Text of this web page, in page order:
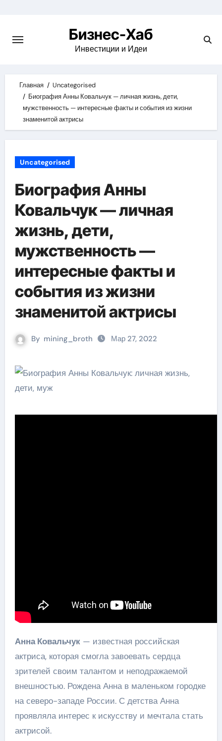
content
Бизнес-Хаб
Инвестиции и Идеи
Главная
Uncategorised
Биография Анны Ковальчук — личная жизнь, дети,
мужственность — интересные факты и события из жизни
знаменитой актрисы
Uncategorised
Биография Анны
Ковальчук — личная
жизнь, дети,
мужственность —
интересные факты и
события из жизни
знаменитой актрисы
By mining_broth Мар 27, 2022
Анна Ковальчук— известная российская
актриса, которая смогла завоевать сердца
зрителей своим талантом и неподражаемой
внешностью. Рождена Анна в маленьком городке
на северо-западе России. С детства Анна
проявляла интерес к искусству и мечтала стать
актрисой.